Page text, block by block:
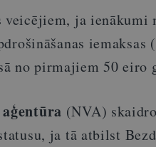
veicējiem, ja ienākumi
iemaksas
no pirmajiem 50 eiro
(NVA)
ja tā atbilst